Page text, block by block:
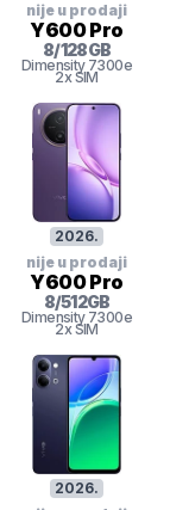
nije u prodaji
Y600 Pro
8/128GB
Dimensity 7300e
2x SIM
2026.
nije u prodaji
Y600 Pro
8/512GB
Dimensity 7300e
2x SIM
2026.